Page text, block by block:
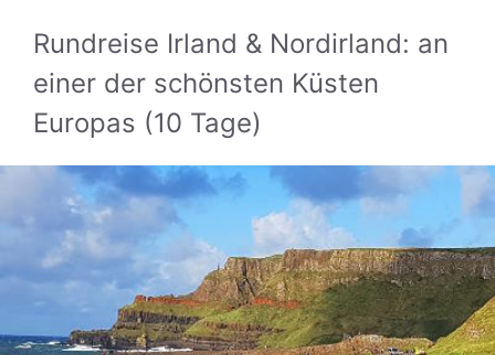
Rundreise Irland & Nordirland: an
einer der schönsten Küsten
Europas (10 Tage)